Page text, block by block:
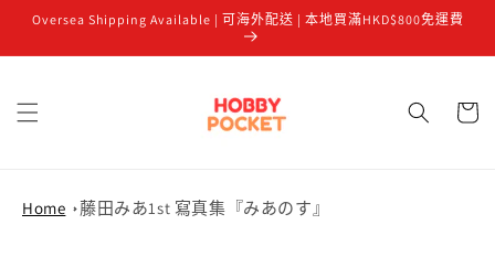
跳至內容
Oversea Shipping Available | 可海外配送 | 本地買滿HKD$800免運費
物
Home 藤田みあ1st 寫真集『みあのす』